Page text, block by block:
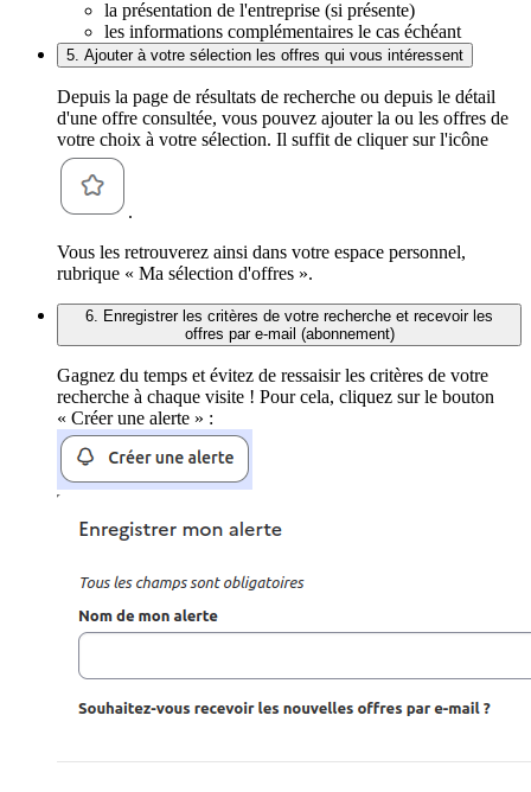
la présentation de l'entreprise (si présente)
les informations complémentaires le cas échéant
5. Ajouter à votre sélection les offres qui vous intéressent
Depuis la page de résultats de recherche ou depuis le détail
d'une offre consultée, vous pouvez ajouter la ou les offres de
votre choix à votre sélection. Il suffit de cliquer sur l'icône
.
Vous les retrouverez ainsi dans votre espace personnel,
rubrique « Ma sélection d'offres ».
6. Enregistrer les critères de votre recherche et recevoir les
offres par e-mail (abonnement)
Gagnez du temps et évitez de ressaisir les critères de votre
recherche à chaque visite ! Pour cela, cliquez sur le bouton
« Créer une alerte » :